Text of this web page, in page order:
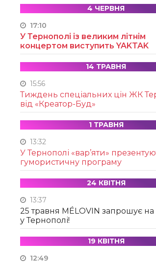
4 ЧЕРВНЯ
17:10
У Тернополі із великим літнім
концертом виступить YAKTAK
14 ТРАВНЯ
15:56
Тиждень спеціальних цін ЖК
від «Креатор-Буд»
1 ТРАВНЯ
13:32
У Тернополі «вар’яти»
гумористичну програму
24 КВІТНЯ
13:37
25 травня MÉLOVIN запрошує
у Тернополі!
19 КВІТНЯ
12:49